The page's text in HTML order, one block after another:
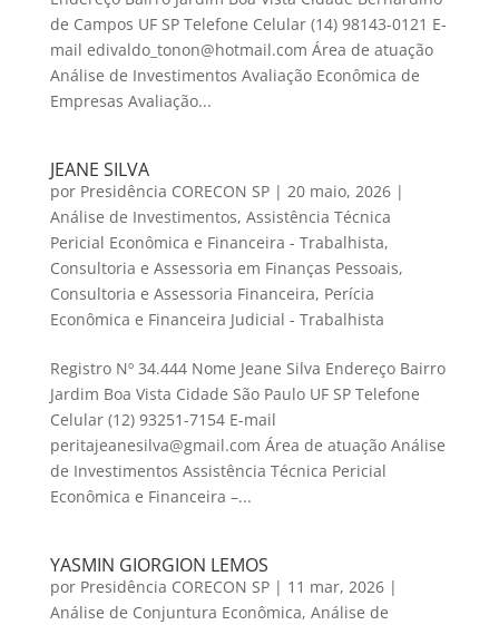
de Campos UF SP Telefone Celular (14) 98143-0121 E-
mail edivaldo_tonon@hotmail.com Área de atuação
Análise de Investimentos Avaliação Econômica de
Empresas Avaliação...
JEANE SILVA
por Presidência CORECON SP| 20 maio, 2026|
Análise de Investimentos, Assistência Técnica
Pericial Econômica e Financeira - Trabalhista,
Consultoria e Assessoria em Finanças Pessoais,
Consultoria e Assessoria Financeira, Perícia
Econômica e Financeira Judicial - Trabalhista
Registro Nº 34.444 Nome Jeane Silva Endereço Bairro
Jardim Boa Vista Cidade São Paulo UF SP Telefone
Celular (12) 93251-7154 E-mail
peritajeanesilva@gmail.com Área de atuação Análise
de Investimentos Assistência Técnica Pericial
Econômica e Financeira –...
YASMIN GIORGION LEMOS
por Presidência CORECON SP| 11 mar, 2026|
Análise de Conjuntura Econômica, Análise de